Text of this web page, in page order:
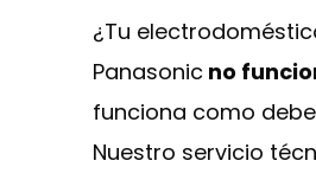
¿Tu
Panasonic no
funciona como
Nuestro servicio